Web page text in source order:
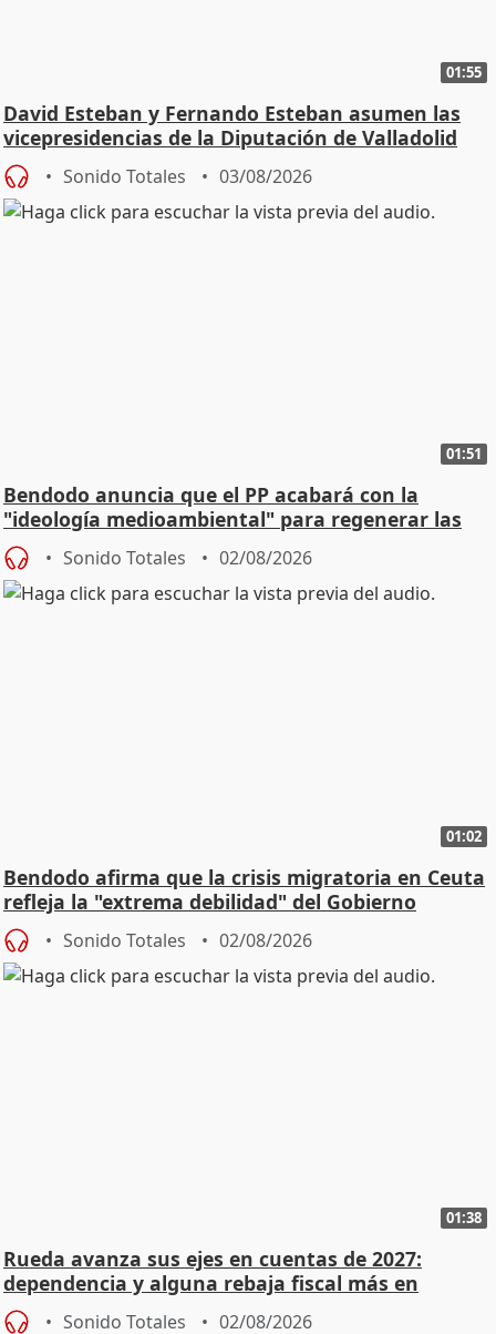
01:55
David Esteban y Fernando Esteban asumen las
vicepresidencias de la Diputación de Valladolid
Sonido Totales 03/08/2026
01:51
Bendodo anuncia que el PP acabará con la
"ideología medioambiental" para regenerar las
playas
Sonido Totales 02/08/2026
01:02
Bendodo afirma que la crisis migratoria en Ceuta
refleja la "extrema debilidad" del Gobierno
Sonido Totales 02/08/2026
01:38
Rueda avanza sus ejes en cuentas de 2027:
dependencia y alguna rebaja fiscal más en
vivienda
Sonido Totales 02/08/2026